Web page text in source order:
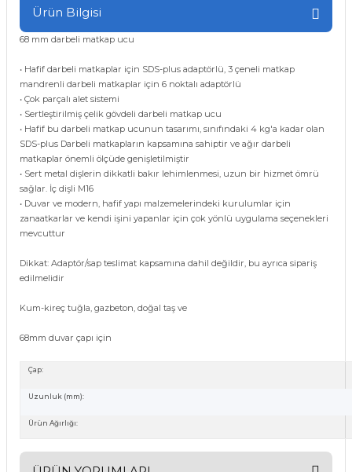
Ürün Bilgisi
68 mm darbeli matkap ucu
• Hafif darbeli matkaplar için SDS-plus adaptörlü, 3 çeneli matkap
mandrenli darbeli matkaplar için 6 noktalı adaptörlü
• Çok parçalı alet sistemi
• Sertleştirilmiş çelik gövdeli darbeli matkap ucu
• Hafif bu darbeli matkap ucunun tasarımı, sınıfındaki 4 kg'a kadar olan
SDS-plus Darbeli matkapların kapsamına sahiptir ve ağır darbeli
matkaplar önemli ölçüde genişletilmiştir
• Sert metal dişlerin dikkatli bakır lehimlenmesi, uzun bir hizmet ömrü
sağlar. İç dişli M16
• Duvar ve modern, hafif yapı malzemelerindeki kurulumlar için
zanaatkarlar ve kendi işini yapanlar için çok yönlü uygulama seçenekleri
mevcuttur
Dikkat: Adaptör/sap teslimat kapsamına dahil değildir, bu ayrıca sipariş
edilmelidir
Kum-kireç tuğla, gazbeton, doğal taş ve
68mm duvar çapı için
Çap:
Uzunluk (mm):
Ürün Ağırlığı: